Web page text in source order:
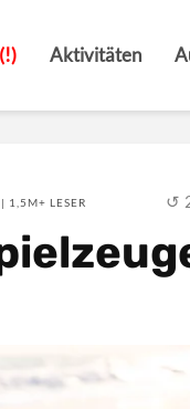
Aktivitäten
1,5M+ LESER